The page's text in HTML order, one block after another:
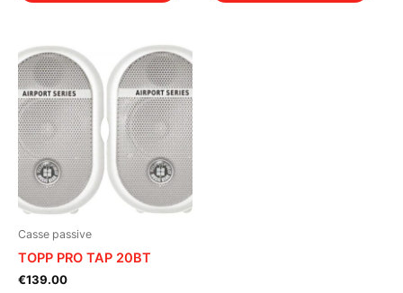
Casse passive
TOPP PRO TAP 20BT
€139.00